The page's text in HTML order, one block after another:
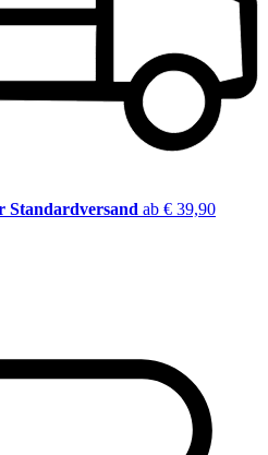
Standardversand ab € 39,90